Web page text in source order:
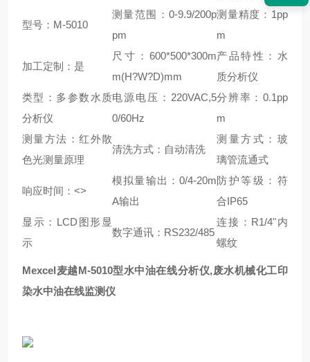
型号：M-5010
测量范围：0-9.9/200p
pm
测量精度：1pp
m
加工定制：是
尺寸：600*500*300m
m(H?W?D)mm
产品特性：水
质分析仪
类型：多参数水质
分析仪
电源电压：220VAC,5
0/60Hz
分辨率：0.1pp
m
测量方法：红外散
色光测量原理
清洗方式：自动清洗
测量方式：玻
璃管流通式
响应时间：<>
模拟量输出：0/4-20m
A输出
防护等级：符
合IP65
显示：LCD图形显
示
数字通讯：RS232/485
连接：R1/4"内
螺纹
Mexcel麦越M-5010型水中油在线分析仪,废水机械化工印
染水中油在线监测仪